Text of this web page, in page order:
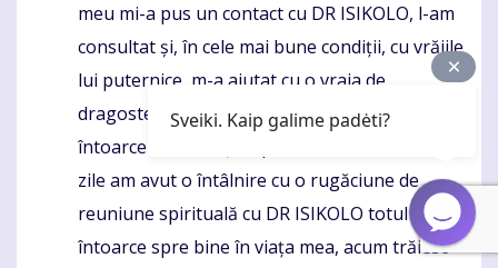
meu mi-a pus un contact cu DR ISIKOLO, l-am
consultat și, în cele mai bune condiții, cu vrăjile
lui puternice, m-a ajutat cu o vraja de
dragoste a căsătoriei din Reunion pentru a-mi
întoarce fostul soț înapoi la mine , în doar 2
zile am avut o întâlnire cu o rugăciune de
reuniune spirituală cu DR ISIKOLO totul se
întoarce spre bine în viața mea, acum trăiesc
Sveiki. Kaip galime padėti?